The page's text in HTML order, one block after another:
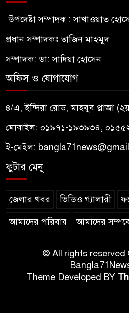
উপদেষ্টা সম্পাদক : সাখাওয়াত
প্রধান সম্পাদকঃ তাজিন মাহমুদ
সম্পাদক: ডা: সাদিয়া হোসেন
অফিস ও যোগাযোগ
৪/এ, ইন্দিরা রোড, মাহবুব প্লাজা
মোবাইল: ০১৯৭১-১৯৩৯৩৪,
ই-মেইল:
ফুটার মেনু
জেলার খবর ভিডিও গ্যালারী
আমাদের পরিবার আমাদের
© All rights reserved
Theme Developed BY